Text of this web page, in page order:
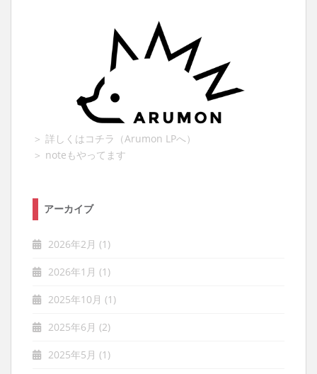
＞ 詳しくはコチラ（Arumon LPへ）
＞ noteもやってます
アーカイブ
2026年2月 (1)
2026年1月 (1)
2025年10月 (1)
2025年6月 (2)
2025年5月 (1)